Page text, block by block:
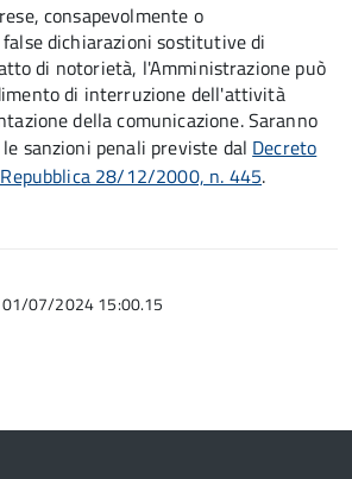
consapevolmente o
dichiarazioni sostitutive di
di notorietà, l'Amministrazione può
di interruzione dell'attività
della comunicazione. Saranno
sanzioni penali previste dal Decreto
28/12/2000, n. 445.
01/07/2024 15:00.15